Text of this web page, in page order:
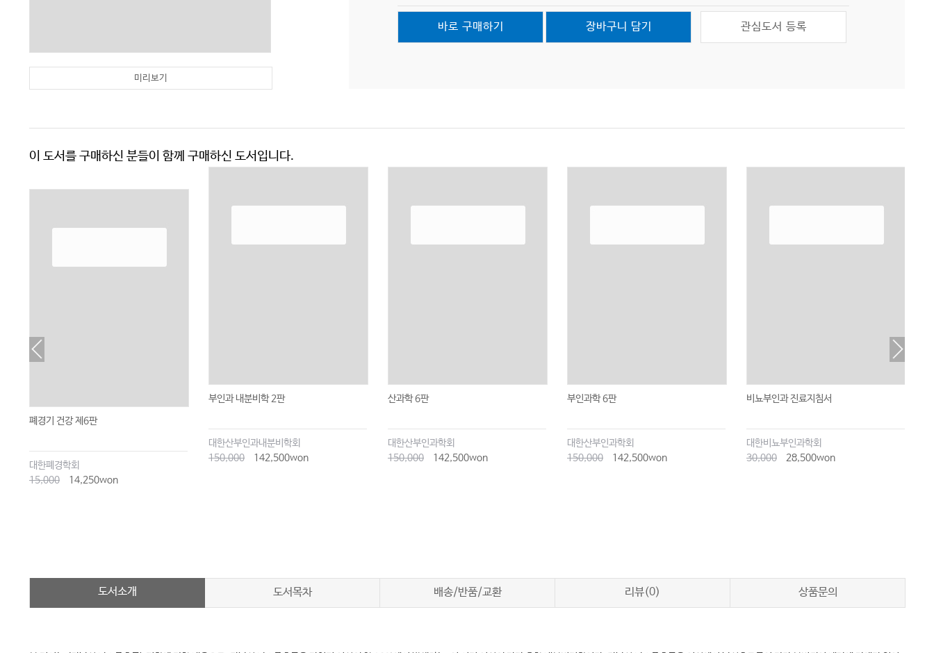
미리보기
바로 구매하기 장바구니 담기 관심도서 등록
이 도서를 구매하신 분들이 함께 구매하신 도서입니다.
폐경기 건강 제6판
대한폐경학회
15,000
14,250won
부인과 내분비학 2판
대한산부인과내분비학회
150,000
142,500won
산과학 6판
대한산부인과학회
150,000
142,500won
부인과학 6판
대한산부인과학회
150,000
142,500won
비뇨부인과 진료지침서
대한비뇨부인과학회
30,000
28,500won
도서소개 도서목차 배송/반품/교환 리뷰(0) 상품문의